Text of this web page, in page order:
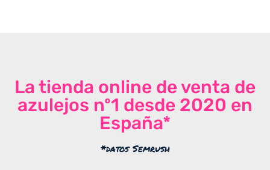
La tienda online de venta de
azulejos nº1 desde 2020 en
España*
*datos Semrush